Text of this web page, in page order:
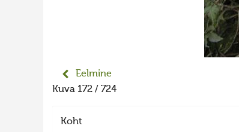
Eelmine
Kuva 172 / 724
Koht